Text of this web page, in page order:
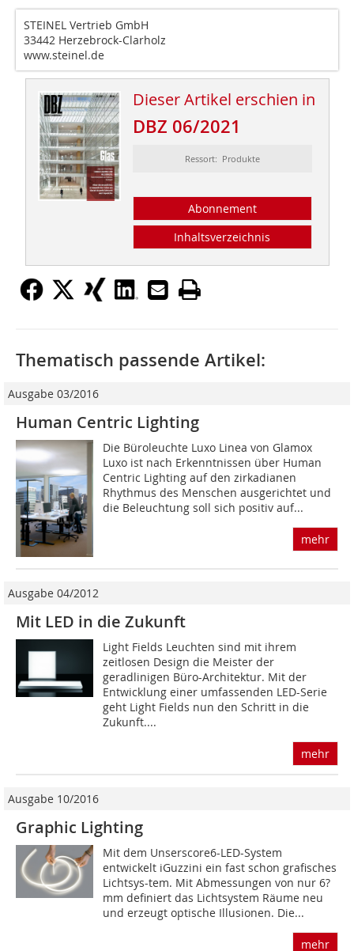
STEINEL Vertrieb GmbH
33442 Herzebrock-Clarholz
www.steinel.de
Dieser Artikel erschien in
DBZ 06/2021
Ressort: Produkte
Abonnement
Inhaltsverzeichnis
Thematisch passende Artikel:
Ausgabe 03/2016
Human Centric Lighting
Die Büroleuchte Luxo Linea von Glamox
Luxo ist nach Erkenntnissen über Human
Centric Lighting auf den zirkadianen
Rhythmus des Menschen ausgerichtet und
die Beleuchtung soll sich positiv auf...
mehr
Ausgabe 04/2012
Mit LED in die Zukunft
Light Fields Leuchten sind mit ihrem
zeitlosen Design die Meister der
geradlinigen Büro-Architektur. Mit der
Entwicklung einer umfassenden LED-Serie
geht Light Fields nun den Schritt in die
Zukunft....
mehr
Ausgabe 10/2016
Graphic Lighting
Mit dem Unserscore6-LED-System
entwickelt iGuzzini ein fast schon grafisches
Lichtsys-tem. Mit Abmessungen von nur 6?
mm definiert das Lichtsystem Räume neu
und erzeugt optische Illusionen. Die...
mehr